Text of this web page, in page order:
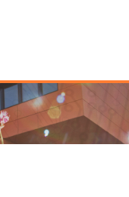
Top
Menu